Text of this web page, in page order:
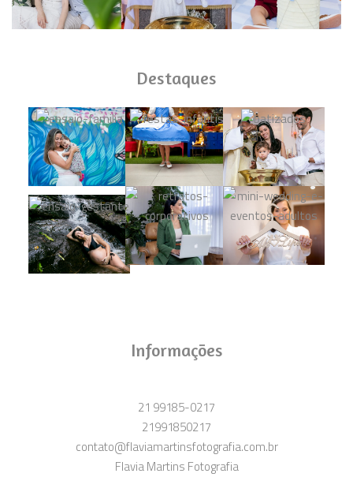
Destaques
Informações
21 99185-0217
21991850217
contato@flaviamartinsfotografia.com.br
Flavia Martins Fotografia